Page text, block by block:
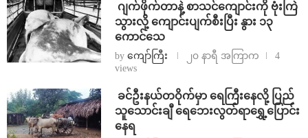
⁨⁩ ⁨ဂျက်ဖိုက်တာနဲ့ စာသင်ကျောင်းကို ဗုံးကြဲ
သွားလို့ ကျောင်းပျက်စီးပြီး နွား ၁၃
ကောင်သေ
by ကျော်ကြီး ၂၀ နာရီ အကြာက
4
views
⁩ ⁨ခင်ဦးနယ်တဝိုက်မှာ ရေကြီးနေလို့ ပြည်
သူသောင်းချီ ရေဘေးလွတ်ရာရွှေ့ပြောင်း
နေရ